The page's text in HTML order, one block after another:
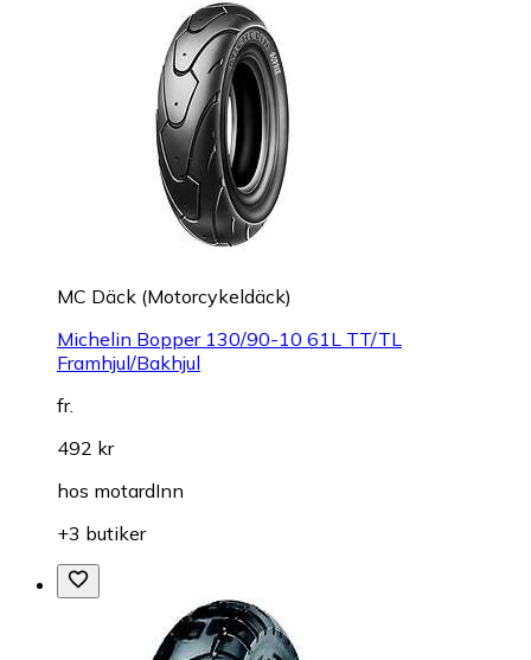
MC Däck (Motorcykeldäck)
Michelin Bopper 130/90-10 61L TT/TL
Framhjul/Bakhjul
fr.
492 kr
hos motardInn
+3 butiker